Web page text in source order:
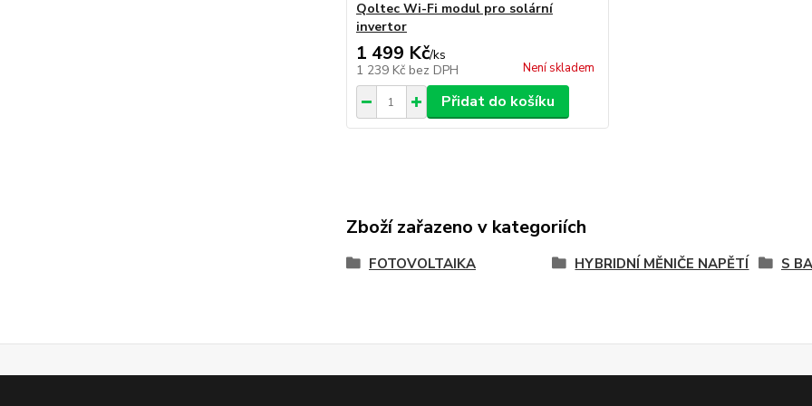
Qoltec Wi-Fi modul pro solární
invertor
1 499 Kč/ks
1 239 Kč bez DPH Není skladem
Přidat do košíku
Zboží zařazeno v kategoriích
FOTOVOLTAIKA HYBRIDNÍ MĚNIČE NAPĚTÍ S